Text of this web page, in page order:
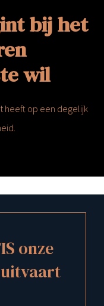
bij het
wil
heeft op een degelijk
onze
uitvaart